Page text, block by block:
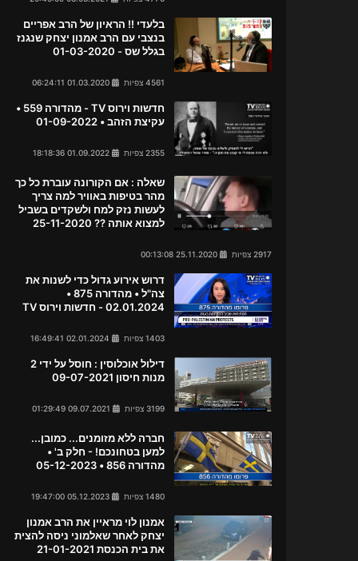
בלעדי !! הראיון של הרב אפריים
בנצבי עם הרב אמנון יצחק שנגנז
בגלל שס - 01-03-2020
4561 צפיות
חדשות וירוס TV - מהדורה 559 •
עקיצת הזהב • 01-09-2022
2355 צפיות
שאלה : אם הקורונה עוברת כל כך
מהר בטיפות באוויר למה צריך
לעשות נזק למח ולשקדים בשביל
למצוא אותה ?? 25-11-2020
2917 צפיות
דרוש אירוע גדול כדי לשנות את
צה"ל • מהדורה 875 •
02.01.2024 - חדשות וירוס TV
1403 צפיות
דילול אוכלוסין : חוסל על ידי 2
מנות חיסון 09-07-2021
3199 צפיות
חברה ללא מזומנים... כמובן...
למען בטחונכם! - חלק ב' •
מהדורה 856 • 05-12-2023
1480 צפיות
אמנון לוי מראיין את הרב אמנון
יצחק לאחר שאלמוני ניסה להצית
את בית הכנסת 21-01-2021